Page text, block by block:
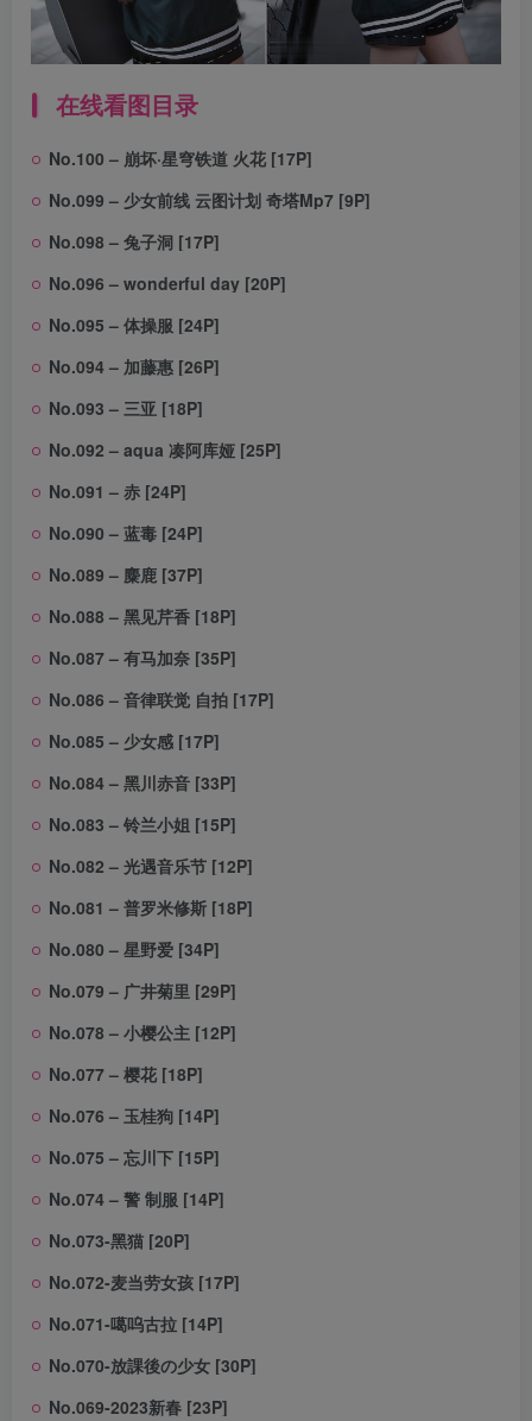
在线看图目录
No.100 – 崩坏·星穹铁道 火花 [17P]
No.099 – 少女前线 云图计划 奇塔Mp7 [9P]
No.098 – 兔子洞 [17P]
No.096 – wonderful day [20P]
No.095 – 体操服 [24P]
No.094 – 加藤惠 [26P]
No.093 – 三亚 [18P]
No.092 – aqua 凑阿库娅 [25P]
No.091 – 赤 [24P]
No.090 – 蓝毒 [24P]
No.089 – 麋鹿 [37P]
No.088 – 黑见芹香 [18P]
No.087 – 有马加奈 [35P]
No.086 – 音律联觉 自拍 [17P]
No.085 – 少女感 [17P]
No.084 – 黑川赤音 [33P]
No.083 – 铃兰小姐 [15P]
No.082 – 光遇音乐节 [12P]
No.081 – 普罗米修斯 [18P]
No.080 – 星野爱 [34P]
No.079 – 广井菊里 [29P]
No.078 – 小樱公主 [12P]
No.077 – 樱花 [18P]
No.076 – 玉桂狗 [14P]
No.075 – 忘川下 [15P]
No.074 – 警 制服 [14P]
No.073-黑猫 [20P]
No.072-麦当劳女孩 [17P]
No.071-噶呜古拉 [14P]
No.070-放課後の少女 [30P]
No.069-2023新春 [23P]